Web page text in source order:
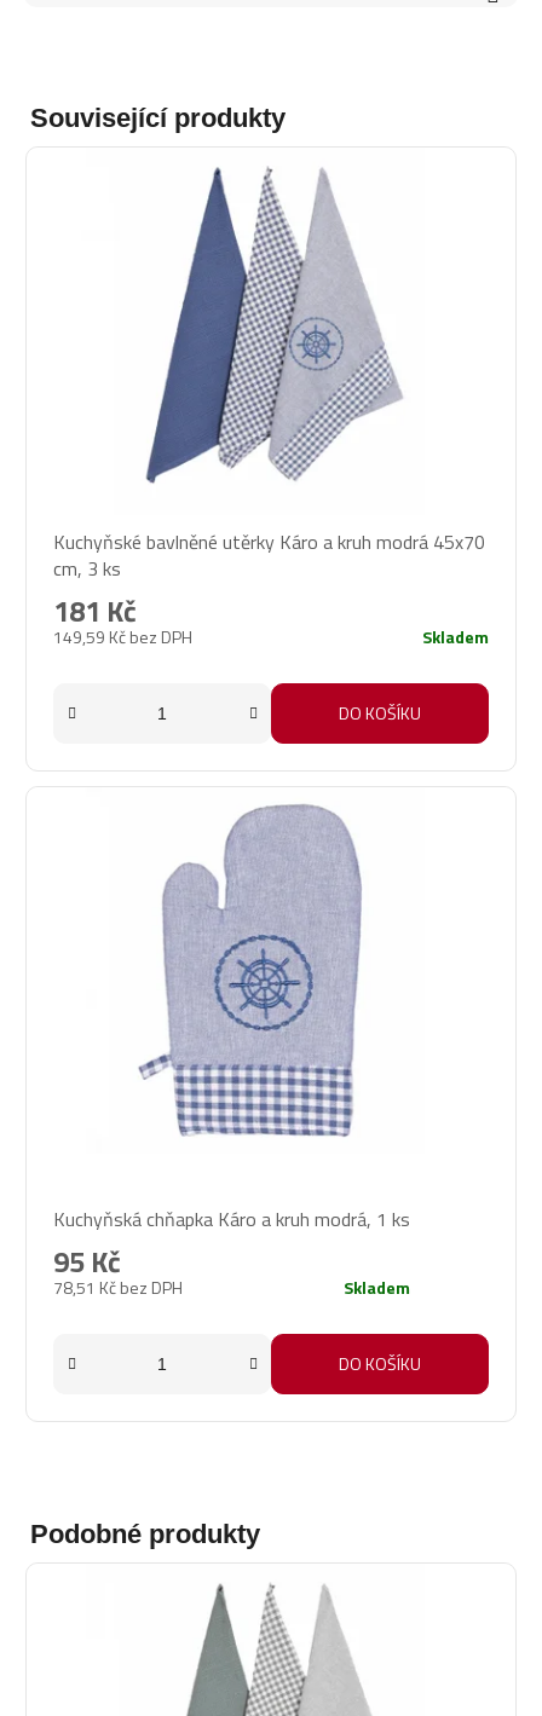
Související produkty
Kuchyňské bavlněné utěrky Káro a kruh modrá 45x70
cm, 3 ks
149,59 Kč bez DPH
181 Kč
Skladem
DO KOŠÍKU
hodnocení
produktu
je
Kuchyňská chňapka Káro a kruh modrá, 1 ks
78,51 Kč bez DPH
95 Kč
Skladem
DO KOŠÍKU
Podobné produkty